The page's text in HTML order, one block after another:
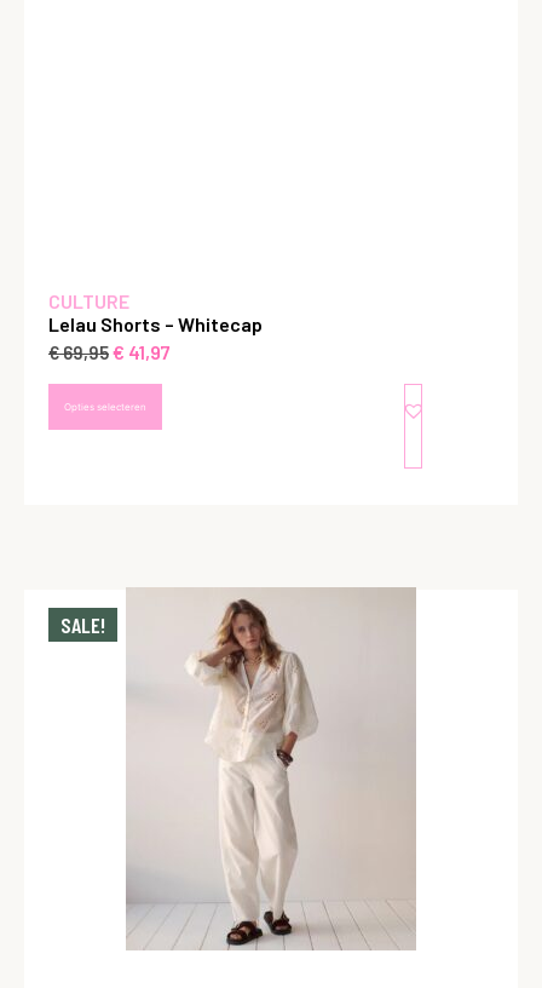
CULTURE
Lelau Shorts – Whitecap
€69,95€ 41,97
Opties selecteren
SALE!